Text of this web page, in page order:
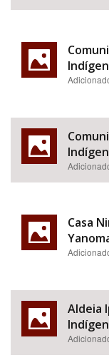
Casa
Aldeia